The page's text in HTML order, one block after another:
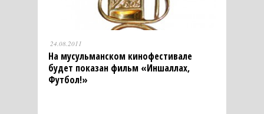
24.08.2011
На мусульманском кинофестивале
будет показан фильм «Иншаллах,
Футбол!»